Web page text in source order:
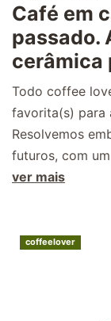
Café em
passado.
cerâmica
Todo coffee
favorita(s) para
Resolvemos
futuros, com
ver mais
coffeelover